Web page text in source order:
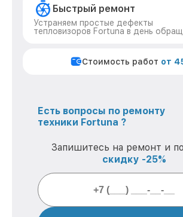
Быстрый ремонт
Устраняем простые дефекты
тепловизоров Fortuna в день
Стоимость работ от
Есть вопросы по ремонту
техники Fortuna ?
Запишитесь на ремонт и
скидку -25%